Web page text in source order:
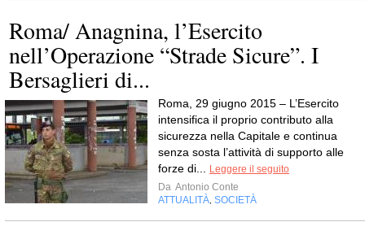
Roma/ Anagnina, l’Esercito
nell’Operazione “Strade Sicure”. I
Bersaglieri di...
Roma, 29 giugno 2015 – L’Esercito
intensifica il proprio contributo alla
sicurezza nella Capitale e continua
senza sosta l’attività di supporto alle
forze di...
Leggere il seguito
Da Antonio Conte
ATTUALITÀ SOCIETÀ